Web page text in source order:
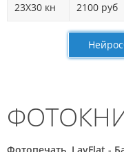
23Х30 кн 2100 руб